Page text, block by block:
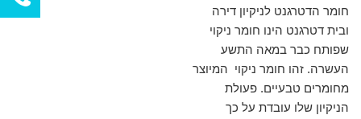
חומר הדטרגנט לניקיון דירה
ובית דטרגנט הינו חומר ניקוי
שפותח כבר במאה התשע
העשרה. זהו חומר ניקוי המיוצר
מחומרים טבעיים. פעולת
הניקיון שלו עובדת על כך